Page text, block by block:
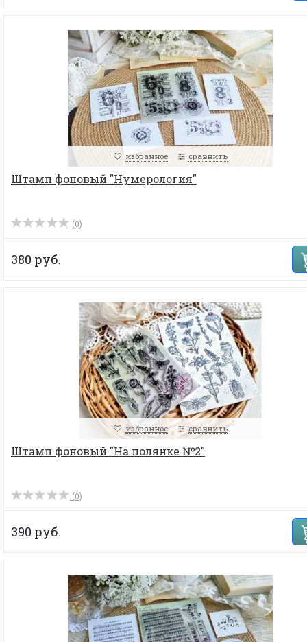
избранное сравнить
Штамп фоновый "Нумерология"
(0)
380 руб.
избранное сравнить
Штамп фоновый "На полянке №2"
(0)
390 руб.